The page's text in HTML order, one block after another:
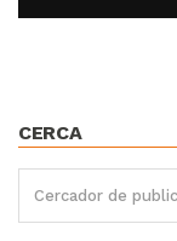
CERCA